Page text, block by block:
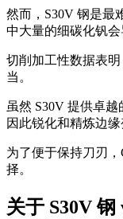
然而，S30V 钢是最
中大量的细碳化钒会
切削加工性数据表明
当。
虽然 S30V 提供卓
因此锐化和精炼边缘
为了便于保持刀刃
择。
关于 S30V 钢